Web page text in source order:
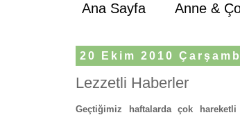
Ana Sayfa Anne &
20 Ekim 2010
Lezzetli Haberler
Geçtiğimiz haftalarda çok